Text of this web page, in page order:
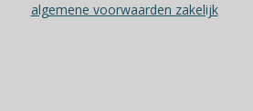
algemene voorwaarden zakelijk